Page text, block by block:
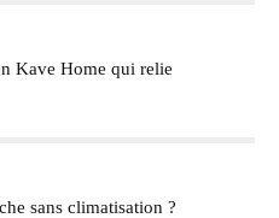
Kave Home qui relie
sans climatisation ?